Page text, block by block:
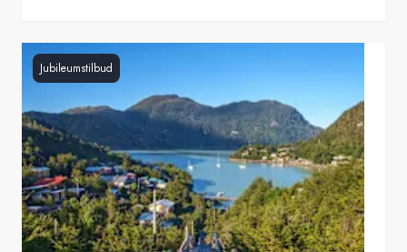
Jubileumstilbud